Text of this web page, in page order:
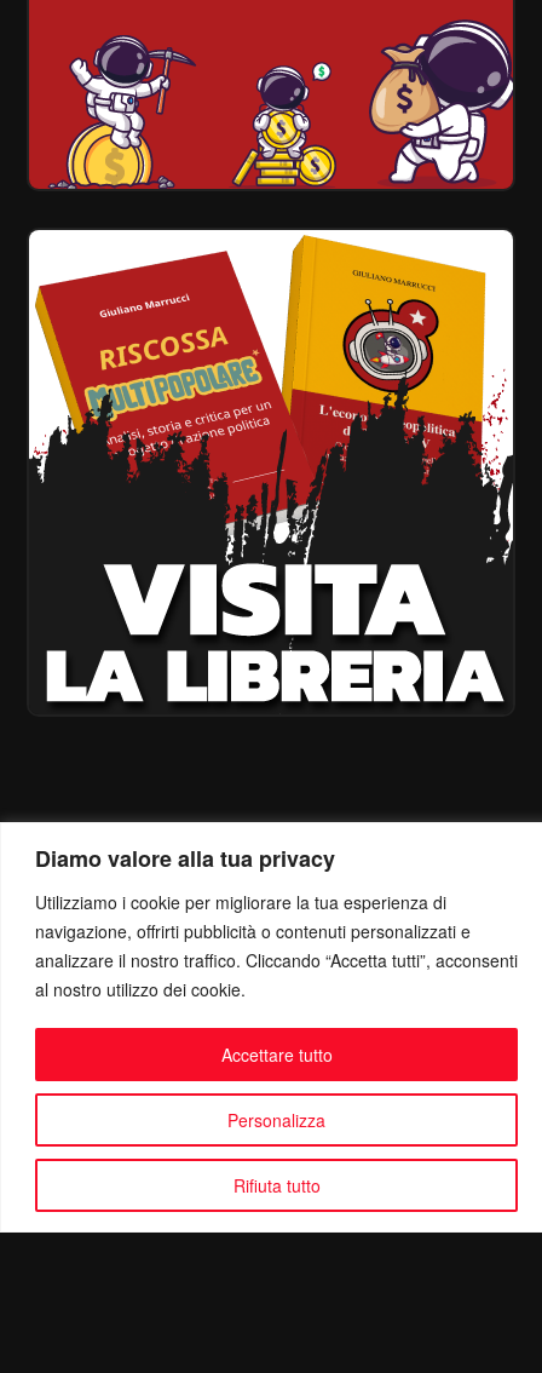
Diamo valore alla tua privacy
Utilizziamo i cookie per migliorare la tua esperienza di
navigazione, offrirti pubblicità o contenuti personalizzati e
analizzare il nostro traffico. Cliccando “Accetta tutti”, acconsenti
al nostro utilizzo dei cookie.
Personalizza
Rifiuta tutto
Accettare tutto